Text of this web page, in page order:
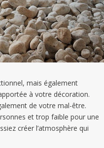
mais également
à votre décoration.
de votre mal-être.
et trop faible pour une
créer l’atmosphère qui